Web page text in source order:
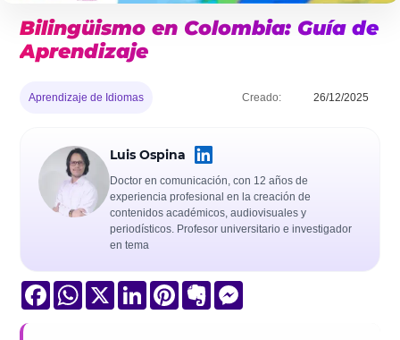
Bilingüismo en Colombia: Guía de
Aprendizaje
Aprendizaje de Idiomas Creado: 26/12/2025
Luis Ospina
Doctor en comunicación, con 12 años de
experiencia profesional en la creación de
contenidos académicos, audiovisuales y
periodísticos. Profesor universitario e investigador
en tema
FacebookWhatsApp
X LinkedInPinterestEvernote